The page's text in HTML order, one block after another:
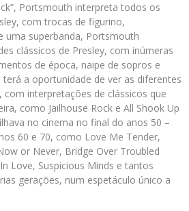
Portsmouth interpreta todos os
com trocas de figurino,
uma superbanda, Portsmouth
clássicos de Presley, com inúmeras
de época, naipe de sopros e
terá a oportunidade de ver as diferentes
com interpretações de clássicos que
como Jailhouse Rock e All Shook Up
no cinema no final do anos 50 –
60 e 70, como Love Me Tender,
or Never, Bridge Over Troubled
Love, Suspicious Minds e tantos
gerações, num espetáculo único a